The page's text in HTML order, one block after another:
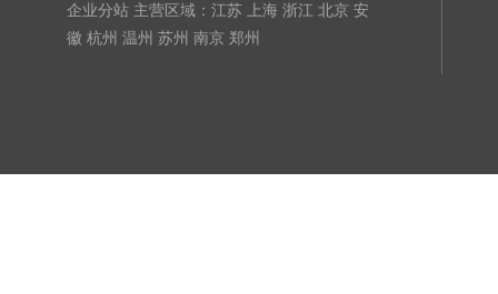
企业分站 主营区域： 江苏 上海 浙江 北京 安
徽 杭州 温州 苏州 南京 郑州